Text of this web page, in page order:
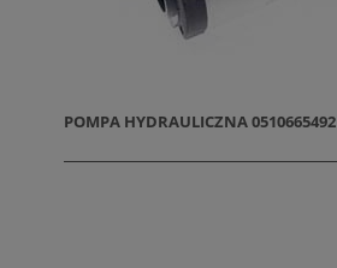
POMPA HYDRAULICZNA 0510665492